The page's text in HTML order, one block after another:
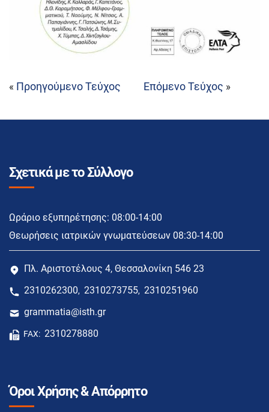
« Προηγούμενο Τεύχος Επόμενο Τεύχος »
Σχετικά με το Σύλλογο
Ωράριο εξυπηρέτησης: 08:00-14:00
Θεωρήσεις ιατρικών γνωματεύσεων 08:30-14:00
Πλ. Αριστοτέλους 4, Θεσσαλονίκη 546 23
2310262300, 2310273755, 2310251960
grammatia@isth.gr
FAX: 2310278880
Όροι Χρήσης & Απόρρητο